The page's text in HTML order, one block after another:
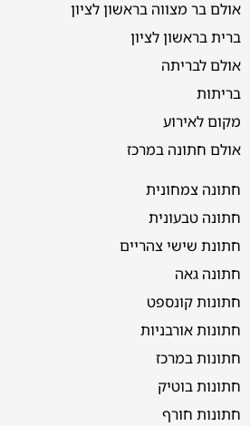
אולם בר מצווה בראשון לציון
ברית בראשון לציון
אולם לבריתה
בריתות
מקום לאירוע
אולם חתונה במרכז
חתונה צמחונית
חתונה טבעונית
חתונת שישי צהריים
חתונה גאה
חתונות קונספט
חתונות אורבניות
חתונות במרכז
חתונות בוטיק
חתונות חורף